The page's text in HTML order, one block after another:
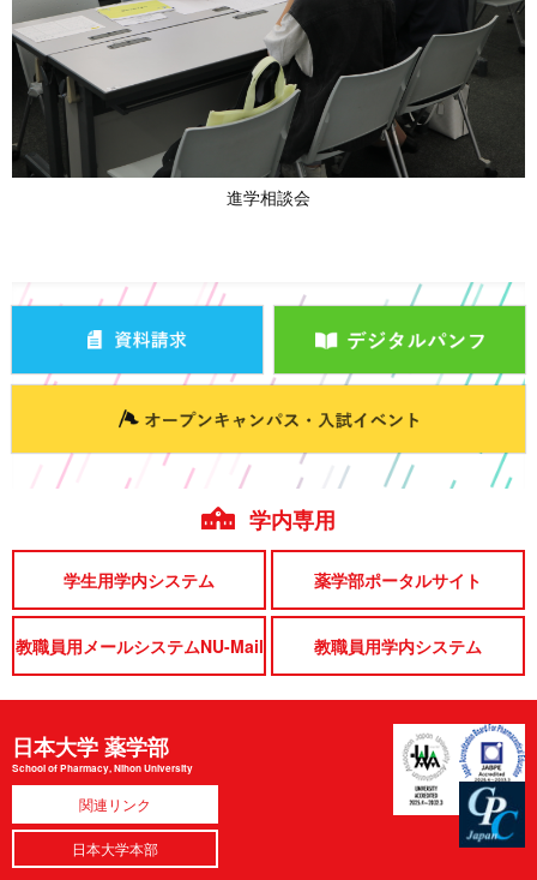
進学相談会
学内専用
学生用学内システム 薬学部ポータルサイト
教職員用メールシステムNU-Mail 教職員用学内システム
日本大学 薬学部
School of Pharmacy, Nihon University
関連リンク
日本大学本部